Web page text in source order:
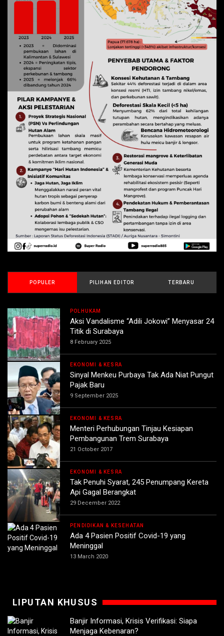
POPULER PILIHAN EDITOR TERBARU
POLHUKAM
Aksi Vandalisme “Adili Jokowi” Menyasar 24
Titik di Surabaya
8 February 2025
EKONOMI & KESRA
Sinyal Menkeu Purbaya Tak Ada Niat Pungut
Pajak Baru
9 September 2025
EKONOMI & KESRA
Menteri Perhubungan Tinjau Kesiapan
Pembangunan Trem Surabaya
21 October 2017
EKONOMI & KESRA
Tak Penuhi Syarat, 245 Penumpang Kereta
Api Gagal Berangkat
29 December 2022
PENDIDIKAN & KESEHATAN
Ada 4 Pasien Positif Covid-19 yang
Meninggal
13 March 2020
LIPUTAN KHUSUS
Banjir Informasi, Krisis Verifikasi: Siapa
Menjaga Kebenaran?